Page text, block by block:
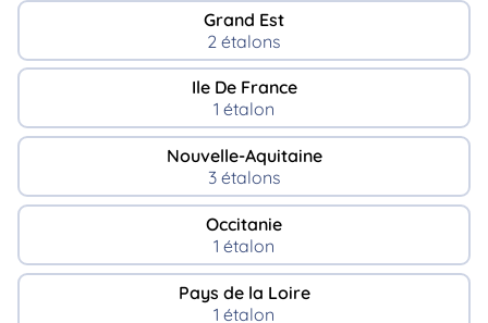
Grand Est
2 étalons
Ile De France
1 étalon
Nouvelle-Aquitaine
3 étalons
Occitanie
1 étalon
Pays de la Loire
1 étalon